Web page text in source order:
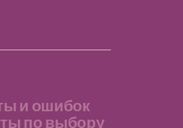
и ошибок
по выбору